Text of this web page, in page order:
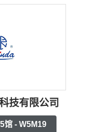
技有限公司
馆 - W5M19